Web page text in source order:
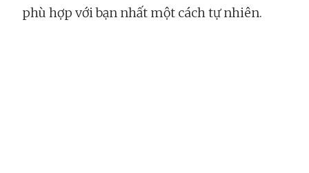
phù hợp với bạn nhất một cách tự nhiên.